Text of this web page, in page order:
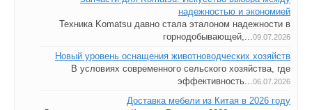
надежностью и экономией
Техника Komatsu давно стала эталоном надежности в
горнодобывающей,...09.07.2026
Новый уровень оснащения животноводческих хозяйств
В условиях современного сельского хозяйства, где
эффективность...06.07.2026
Доставка мебели из Китая в 2026 году